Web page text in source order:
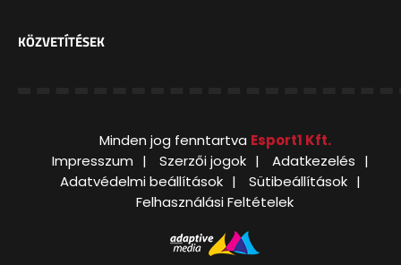
KÖZVETÍTÉSEK
Minden jog fenntartva Esport1 Kft.
Impresszum
Szerzői jogok
Adatkezelés
Adatvédelmi beállítások
Sütibeállítások
Felhasználási Feltételek